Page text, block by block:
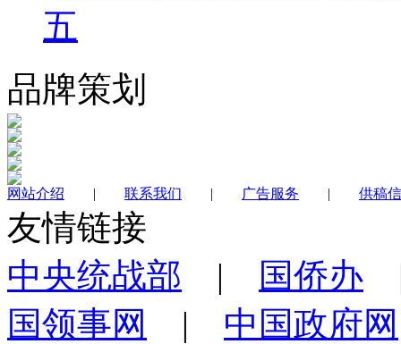
五
品牌策划
网站介绍 | 联系我们 | 广告服务 | 供稿
友情链接
中央统战部 | 国侨办
国领事网
| 中国政府网